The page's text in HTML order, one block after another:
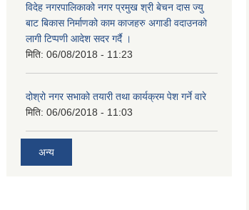
विदेह नगरपालिकाको नगर प्रमुख श्री बेचन दास ज्यु
बाट बिकास निर्माणको काम काजहरु अगाडी वदाउनको
लागी टिप्पणी आदेश सदर गर्दै ।
मिति: 06/08/2018 - 11:23
दोश्रो नगर सभाको तयारी तथा कार्यक्रम पेश गर्ने वारे
मिति: 06/06/2018 - 11:03
अन्य